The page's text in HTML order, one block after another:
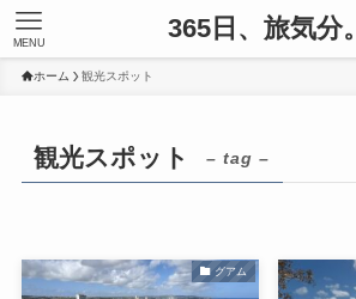
365日、旅気分。
MENU
ホーム 観光スポット
観光スポット – tag –
グアム